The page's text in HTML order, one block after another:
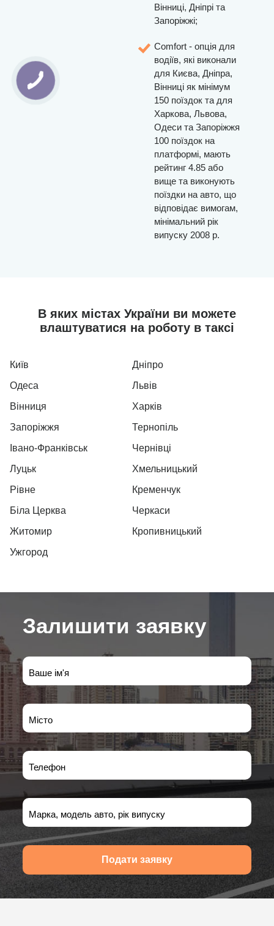
Вінниці, Дніпрі та
Запоріжжі;
Comfort - опція для
водіїв, які виконали
для Києва, Дніпра,
Вінниці як мінімум
150 поїздок та для
Харкова, Львова,
Одеси та Запоріжжя
100 поїздок на
платформі, мають
рейтинг 4.85 або
вище та виконують
поїздки на авто, що
відповідає вимогам,
мінімальний рік
випуску 2008 р.
В яких містах України ви можете
влаштуватися на роботу в таксі
Київ
Дніпро
Одеса
Львів
Вінниця
Харків
Запоріжжя
Тернопіль
Івано-Франківськ
Чернівці
Луцьк
Хмельницький
Рівне
Кременчук
Біла Церква
Черкаси
Житомир
Кропивницький
Ужгород
Залишити заявку
Ваше ім'я
Місто
Телефон
Марка, модель авто, рік випуску
Подати заявку